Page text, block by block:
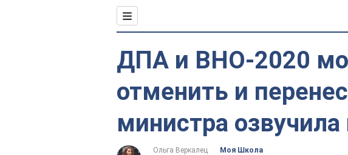
ДПА и ВНО-2020
отменить и
министра
Ольга Веркалец
Моя Школа